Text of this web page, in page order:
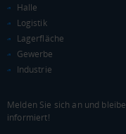
Gesamt BIP
25.988.166 Tsd. €
(LANDKREIS /
Halle
Logistik
Lagerfläche
Gewerbe
Industrie
Melden Sie sich an und
informiert!